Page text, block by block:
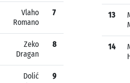
Vlaho
Romano
7
Zeko
Dragan
8
Dolić
9
13
14